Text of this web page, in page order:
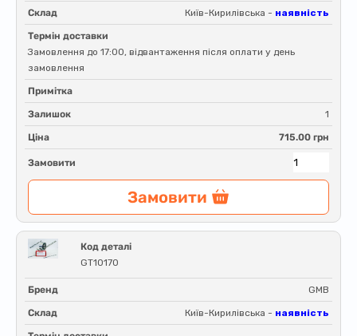
Склад Київ-Кирилівська - наявність
Термін доставки
Замовлення до 17:00, відвантаження після оплати у день
замовлення
Примітка
Залишок 1
Ціна 715.00 грн
Замовити
Замовити
Код деталі
GT10170
Бренд GMB
Склад Київ-Кирилівська - наявність